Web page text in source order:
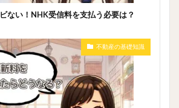
ない！NHK受信料を支払う必要は？
不動産の基礎知識